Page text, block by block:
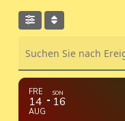
FRE
14
AUG
SON
16